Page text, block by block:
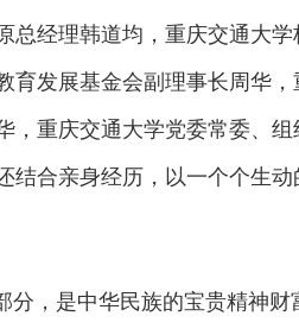
经理韩道均，重庆交通大学
发展基金会副理事长周华，
，重庆交通大学党委常委、
结合亲身经历，以一个个生
分，是中华民族的宝贵精神